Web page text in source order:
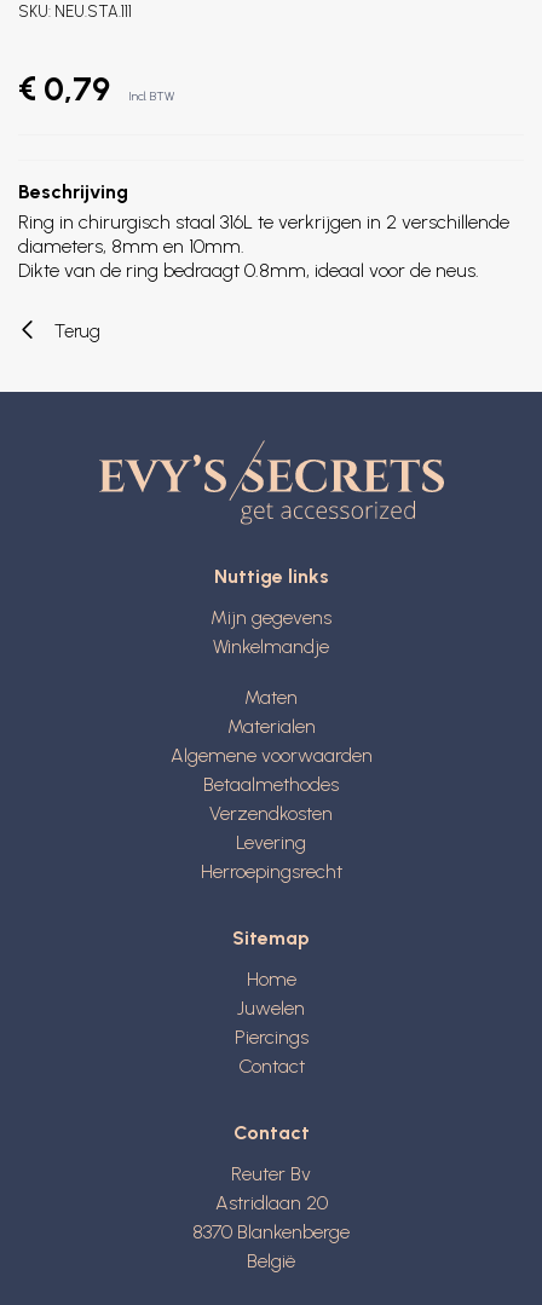
SKU: NEU.STA.111
€ 0,79 Incl. BTW
Beschrijving
Ring in chirurgisch staal 316L te verkrijgen in 2 verschillende
diameters, 8mm en 10mm.
Dikte van de ring bedraagt 0.8mm, ideaal voor de neus.
Terug
Nuttige links
Mijn gegevens
Winkelmandje
Maten
Materialen
Algemene voorwaarden
Betaalmethodes
Verzendkosten
Levering
Herroepingsrecht
Sitemap
Home
Juwelen
Piercings
Contact
Contact
Reuter Bv
Astridlaan 20
8370 Blankenberge
België